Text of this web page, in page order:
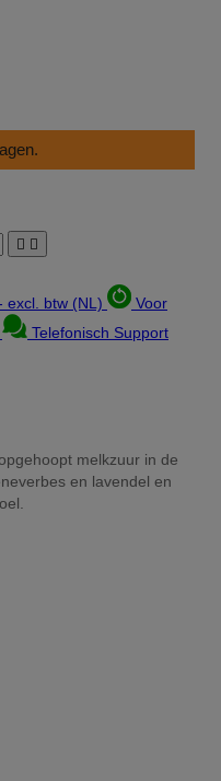
 
excl. btw (NL)
Voor
Telefonisch Support
melkzuur in de
en lavendel en